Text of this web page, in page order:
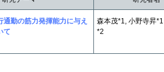
通勤の筋力発揮能力に与え
て
森本茂*1, 小野寺昇
*2